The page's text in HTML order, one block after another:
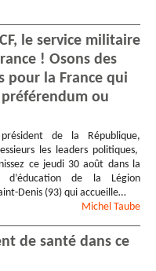
le service militaire
! Osons des
pour la France qui
ou
de la République,
les leaders politiques,
ce jeudi 30 août dans la
d’éducation de la Légion
Denis (93) qui accueille…
Michel Taube
de santé dans ce